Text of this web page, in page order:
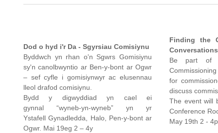
Dod o hyd i'r Da - Sgyrsiau Comisiynu
Byddwch yn rhan o'n Sgwrs Gomisiynu
sy'n canolbwyntio ar Ben-y-bont ar Ogwr
– sef cyfle i gomisiynwyr ac elusennau
lleol drafod comisiynu.
Bydd y digwyddiad yn cael ei
gynnal “wyneb-yn-wyneb” yn yr
Ystafell Gynadledda, Halo, Pen-y-bont ar
Ogwr. Mai 19eg 2 – 4y
Finding the
Conversations
Be part of
for
discuss
The event will
Conference
May 19th 2 -